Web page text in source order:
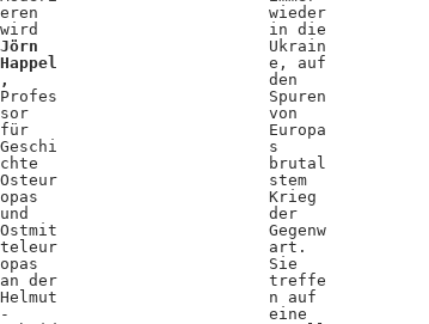
eren
wird
Jörn
Happel
,
Profes
sor
für
Geschi
chte
Osteur
opas
und
Ostmit
teleur
opas
an der
Helmut
-
wieder
in die
Ukrain
e, auf
den
Spuren
von
Europa
s
brutal
stem
Krieg
der
Gegenw
art.
Sie
treffe
n auf
eine